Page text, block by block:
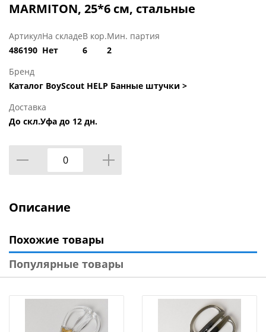
MARMITON, 25*6 см, стальные
Артикул
486190
На складе
Нет
В кор.
6
Мин. партия
2
Бренд
Каталог BoyScout HELP Банные штучки >
Доставка
До скл.Уфа до 12 дн.
Описание
Похожие товары
Популярные товары